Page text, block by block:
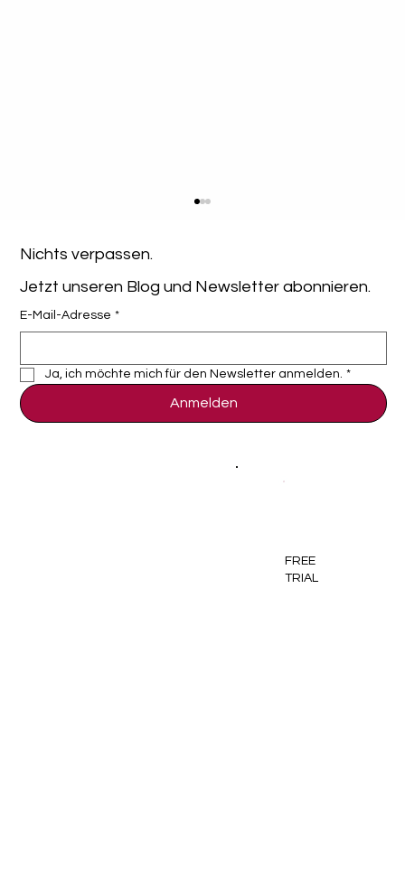
VMware Workspace ONE Alternative:
Warum jetzt der richtige Zeitpunkt für
Jetzt unseren Blog und Newsletter abonnieren.
E-Mail-Adresse *
Ja, ich möchte mich für den Newsletter anmelden. *
Anmelden
FREE
TRIAL